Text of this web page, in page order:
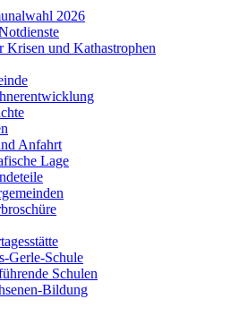
2026
Krisen und Kathastrophen
Anfahrt
Lage
Gerle-Schule
Schulen
Bildung